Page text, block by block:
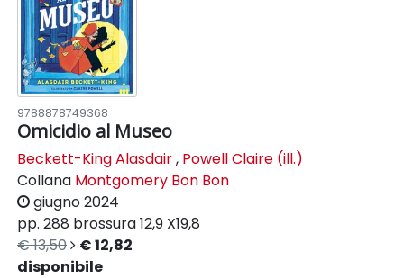
9788878749368
Omicidio al Museo
Beckett-King Alasdair, Powell Claire (ill.)
Collana Montgomery Bon Bon
giugno 2024
pp. 288 brossura12,9 X19,8
€ 13,50
€ 12,82
disponibile